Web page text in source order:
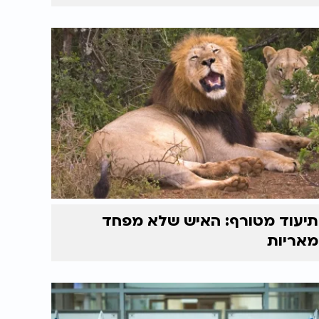
תיעוד מטורף: האיש שלא מפחד
מאריות